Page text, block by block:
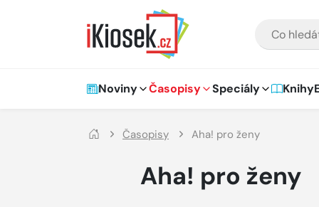
Hlavní navigace
Noviny Časopisy Speciály Knihy
Časopisy Aha! pro ženy
Aha! pro ženy